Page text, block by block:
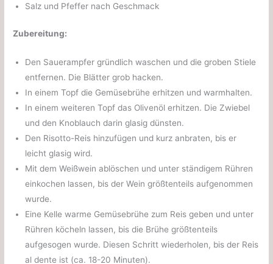
Salz und Pfeffer nach Geschmack
Zubereitung:
Den Sauerampfer gründlich waschen und die groben Stiele
entfernen. Die Blätter grob hacken.
In einem Topf die Gemüsebrühe erhitzen und warmhalten.
In einem weiteren Topf das Olivenöl erhitzen. Die Zwiebel
und den Knoblauch darin glasig dünsten.
Den Risotto-Reis hinzufügen und kurz anbraten, bis er
leicht glasig wird.
Mit dem Weißwein ablöschen und unter ständigem Rühren
einkochen lassen, bis der Wein größtenteils aufgenommen
wurde.
Eine Kelle warme Gemüsebrühe zum Reis geben und unter
Rühren köcheln lassen, bis die Brühe größtenteils
aufgesogen wurde. Diesen Schritt wiederholen, bis der Reis
al dente ist (ca. 18-20 Minuten).